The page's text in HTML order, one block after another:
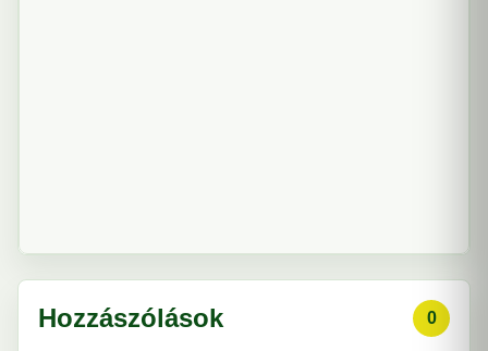
Hozzászólások 0